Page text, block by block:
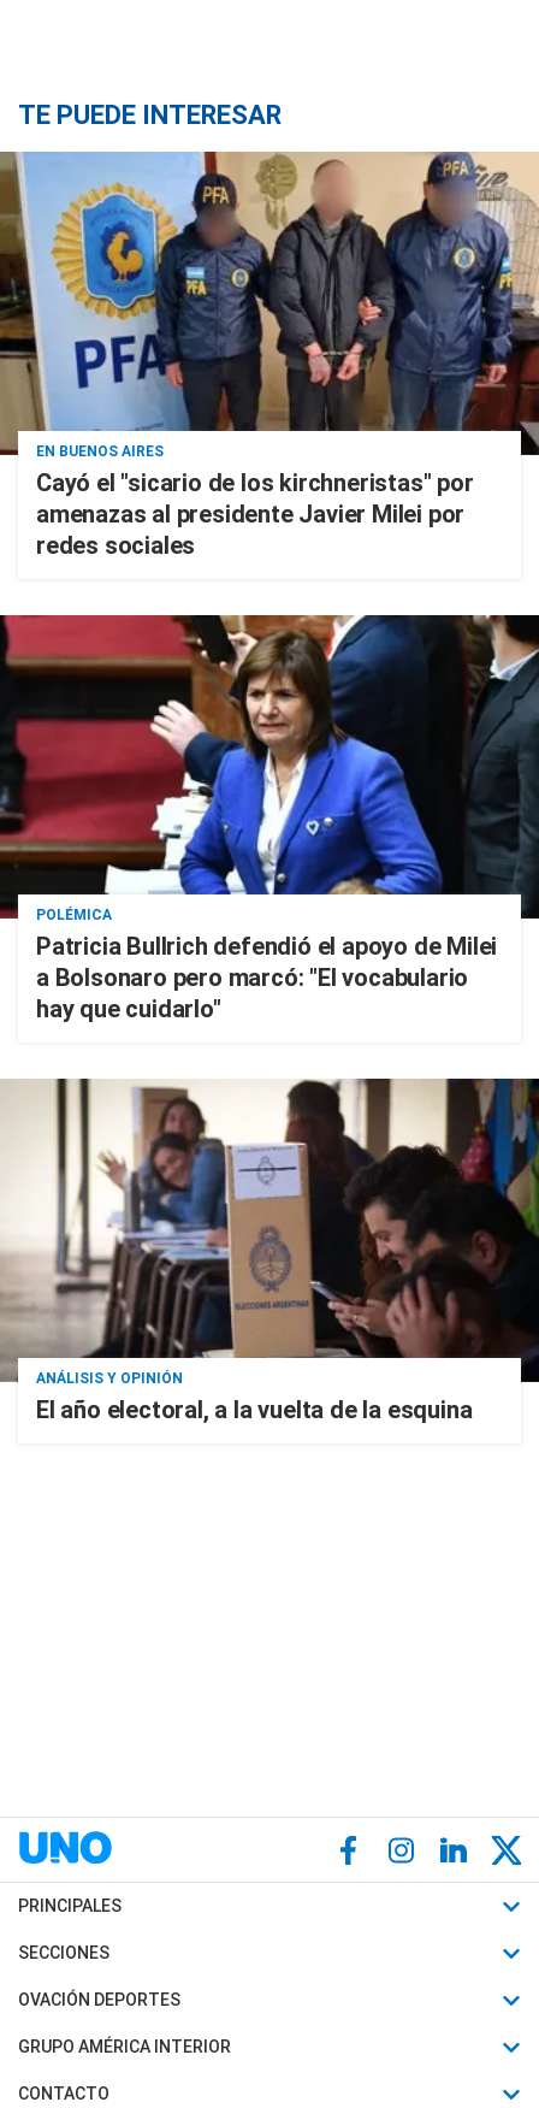
TE PUEDE INTERESAR
EN BUENOS AIRES
Cayó el "sicario de los kirchneristas" por
amenazas al presidente Javier Milei por
redes sociales
POLÉMICA
Patricia Bullrich defendió el apoyo de Milei
a Bolsonaro pero marcó: "El vocabulario
hay que cuidarlo"
ANÁLISIS Y OPINIÓN
El año electoral, a la vuelta de la esquina
PRINCIPALES
Últimas Noticias
Política
SECCIONES
Horóscopo
Motores
OVACIÓN DEPORTES
Fútbol
Mundial
GRUPO AMÉRICA INTERIOR
Canal 7 en Vivo
CONTACTO